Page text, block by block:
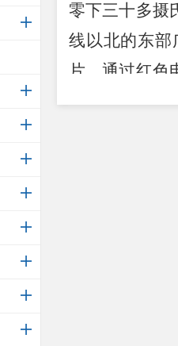
零下三十多摄
线以北的东部
片。通过红色
团结进取、顽